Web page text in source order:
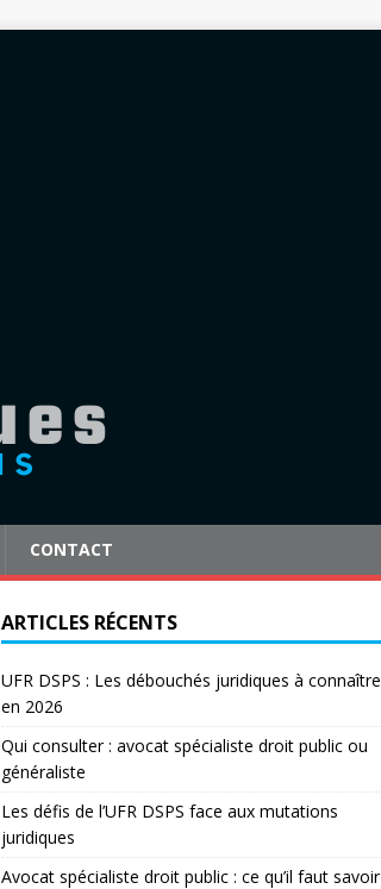
CONTACT
ARTICLES RÉCENTS
UFR DSPS : Les débouchés juridiques à connaître
en 2026
Qui consulter : avocat spécialiste droit public ou
généraliste
Les défis de l’UFR DSPS face aux mutations
juridiques
Avocat spécialiste droit public : ce qu’il faut savoir